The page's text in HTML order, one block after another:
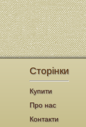
Сторінки
Купити
Про нас
Контакти